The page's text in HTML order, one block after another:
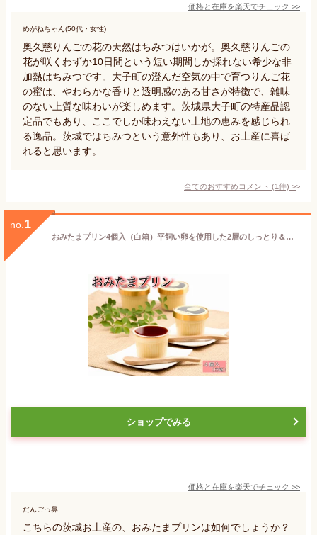
価格と在庫を楽天でチェック >>
めがねちゃん(50代・女性)
奥久慈りんごの花の天然はちみつはいかが。奥久慈りんごの
花が咲くわずか10日間という短い期間しか採れない希少な非
加熱はちみつです。大子町の澄んだ空気の中で育つりんご花
の蜜は、やわらかな香りと透明感のある甘さが特徴で、雑味
のない上質な味わいが楽しめます。茨城県大子町の特産品認
定品でもあり、ここでしか味わえない土地の恵みを感じられ
る逸品。茨城ではちみつという意外性もあり、お土産に喜ば
れると思います。
全てのおすすめコメント (1件) >
no. 1
おみたまプリン4個入（白箱）平飼い卵を使用した2層のしっとり＆なめらか！濃厚高級プリン♪テレビでも紹介【ギフト 贈り物 プレゼント 贈答 お歳暮 お中元 お返し ご褒美 お取り寄せ お土産 内祝 お祝 洋菓子 茨城空港 小美玉 たまご 】
ショップでみる
価格と在庫を楽天でチェック >>
だんごっ鼻
こちらの茨城お土産の、おみたまプリンは如何でしょうか？